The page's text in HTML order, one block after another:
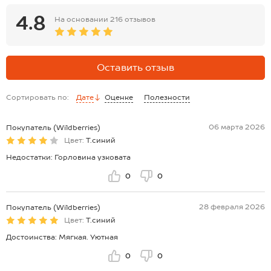
4.8 На основании 216 отзывов
Оставить отзыв
Сортировать по: Дате Оценке Полезности
Покупатель (Wildberries)
06 марта 2026
Цвет: Т.синий
Недостатки: Горловина узковата
0 0
Покупатель (Wildberries)
28 февраля 2026
Цвет: Т.синий
Достоинства: Мягкая. Уютная
0 0